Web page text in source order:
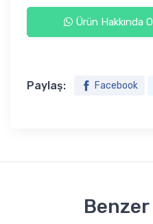
Ürün Hakkında
Paylaş: Facebook